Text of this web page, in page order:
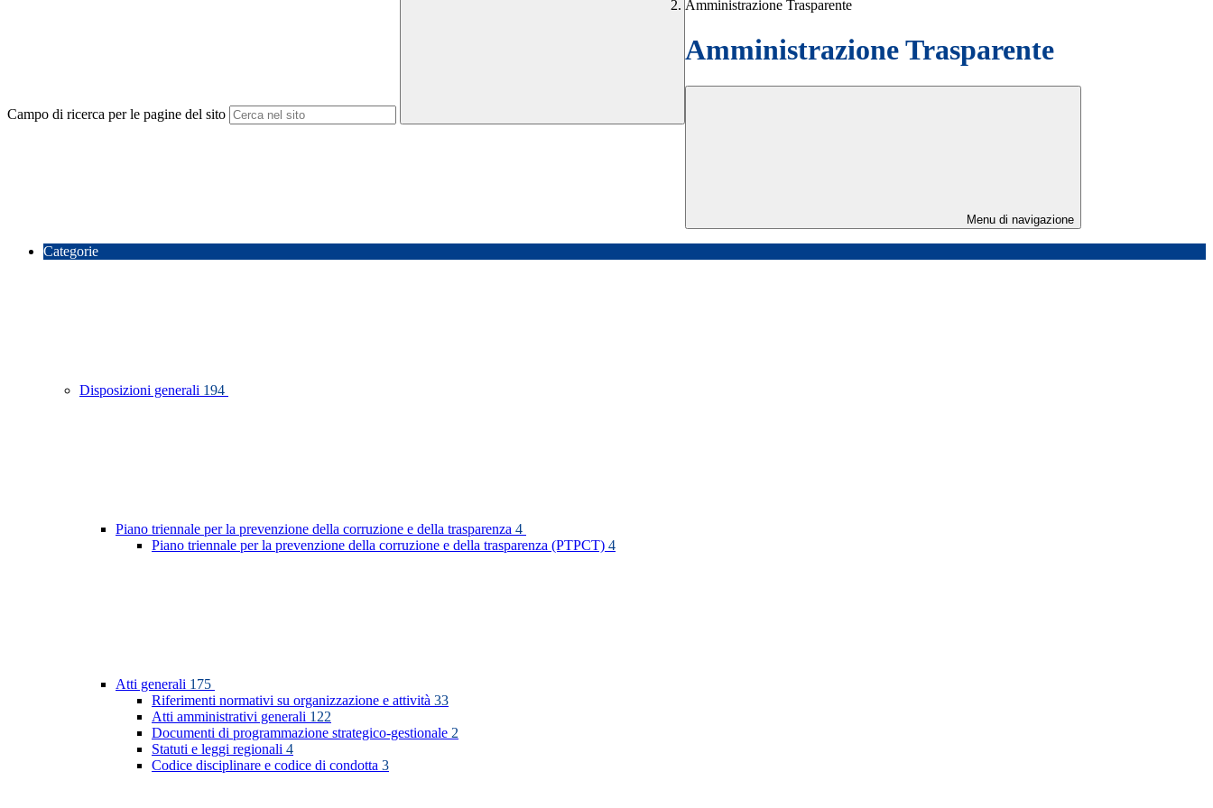
Campo di ricerca per le pagine del sito
Amministrazione Trasparente
Amministrazione Trasparente
Menu di navigazione
Categorie
Disposizioni generali 194
Piano triennale per la prevenzione della corruzione e della trasparenza 4
Piano triennale per la prevenzione della corruzione e della trasparenza (PTPCT) 4
Atti generali 175
Riferimenti normativi su organizzazione e attività 33
Atti amministrativi generali 122
Documenti di programmazione strategico-gestionale 2
Statuti e leggi regionali 4
Codice disciplinare e codice di condotta 3